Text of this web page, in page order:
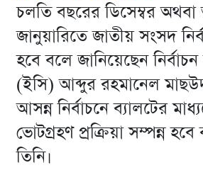
চলতি বছরের ডিসেম্বর
জানুয়ারিতে জাতীয় সংসদ
হবে বলে জানিয়েছেন
(ইসি) আব্দুর রহমানেল
আসন্ন নির্বাচনে ব্যালটের
ভোটগ্রহণ প্রক্রিয়া সম্পন্ন
তিনি।